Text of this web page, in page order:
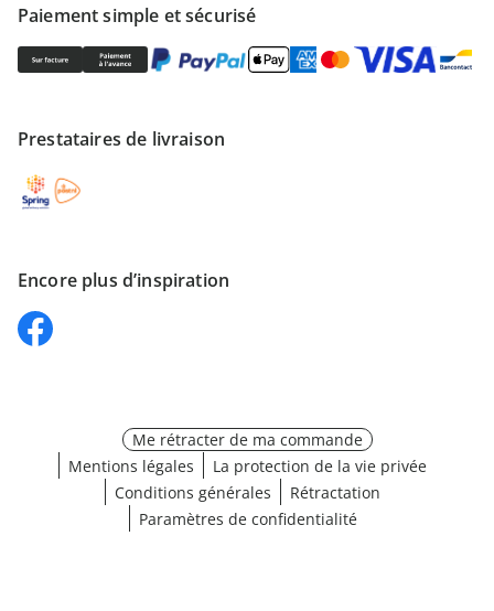
Paiement simple et sécurisé
Prestataires de livraison
Encore plus d’inspiration
Me rétracter de ma commande
Mentions légales
La protection de la vie privée
Conditions générales
Rétractation
Paramètres de confidentialité